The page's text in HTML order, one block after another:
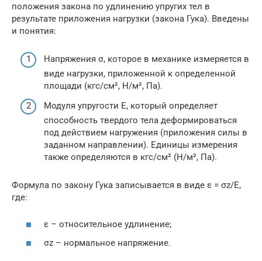
положения закона по удлинению упругих тел в
результате приложения нагрузки (закона Гука). Введены
и понятия:
Напряжения σ, которое в механике измеряется в
виде нагрузки, приложенной к определенной
площади (кгс/см², Н/м², Па).
Модуля упругости Е, который определяет
способность твердого тела деформироваться
под действием нагружения (приложения силы в
заданном направлении). Единицы измерения
также определяются в кгс/см² (Н/м², Па).
Формула по закону Гука записывается в виде ε = σz/E,
где:
ε – относительное удлинение;
σz – нормальное напряжение.